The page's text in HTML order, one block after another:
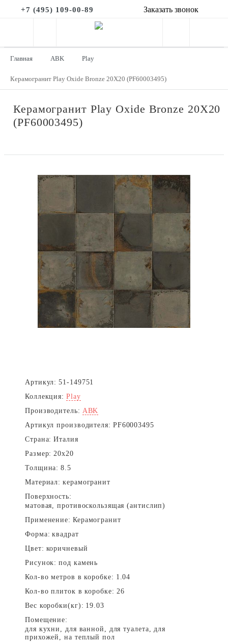
+7 (495) 109-00-89 Заказать звонок
Главная ABK Play
Керамогранит Play Oxide Bronze 20X20 (PF60003495)
Керамогранит Play Oxide Bronze 20X20
(PF60003495)
Артикул: 51-149751
Коллекция: Play
Производитель: ABK
Артикул производителя: PF60003495
Страна: Италия
Размер: 20x20
Толщина: 8.5
Материал: керамогранит
Поверхность:
матовая, противоскользящая (антислип)
Применение: Керамогранит
Форма: квадрат
Цвет: коричневый
Рисунок: под камень
Кол-во метров в коробке: 1.04
Кол-во плиток в коробке: 26
Вес коробки(кг): 19.03
Помещение:
для кухни, для ванной, для туалета, для
прихожей, на теплый пол